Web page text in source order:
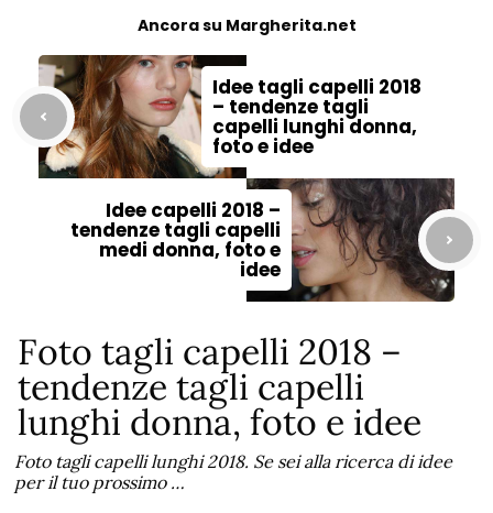
Ancora su Margherita.net
Idee tagli capelli 2018
– tendenze tagli
capelli lunghi donna,
foto e idee
Idee capelli 2018 –
tendenze tagli capelli
medi donna, foto e
idee
Foto tagli capelli 2018 –
tendenze tagli capelli
lunghi donna, foto e idee
Foto tagli capelli lunghi 2018. Se sei alla ricerca di idee
per il tuo prossimo …